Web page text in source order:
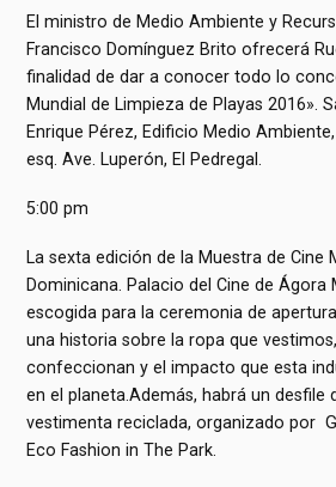
El ministro de Medio Ambiente y
Francisco Domínguez Brito ofrecerá
finalidad de dar a conocer todo lo
Mundial de Limpieza de Playas 2016».
Enrique Pérez, Edificio Medio
esq. Ave. Luperón, El Pedregal.
5:00 pm
La sexta edición de la Muestra de Cine
Dominicana. Palacio del Cine de Ágora
escogida para la ceremonia de
una historia sobre la ropa que
confeccionan y el impacto que esta
en el planeta.Además, habrá un desfile
vestimenta reciclada, organizado por
Eco Fashion in The Park.